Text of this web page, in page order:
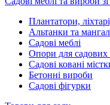
Плантатори,
Альтанки та
Садові меблі
Опори для садових
Садові ковані
Бетонні вироби
Садові фігурки